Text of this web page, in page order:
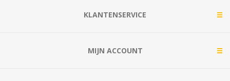
KLANTENSERVICE
MIJN ACCOUNT